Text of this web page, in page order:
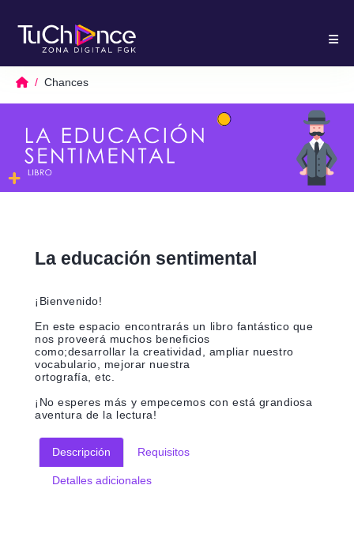
Chances
La educación sentimental
¡Bienvenido!
En este espacio encontrarás un libro fantástico que
nos proveerá muchos beneficios
como;desarrollar la creatividad, ampliar nuestro
vocabulario, mejorar nuestra
ortografía, etc.
¡No esperes más y empecemos con está grandiosa
aventura de la lectura!
Descripción Requisitos
Detalles adicionales